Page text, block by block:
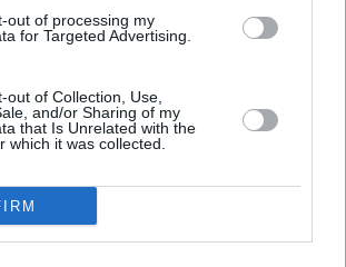
out of processing my
for Targeted Advertising.
out of Collection, Use,
and/or Sharing of my
that Is Unrelated with the
which it was collected.